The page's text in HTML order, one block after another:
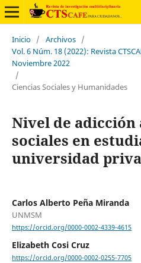
Inicio / Archivos /
Vol. 6 Núm. 18 (2022): Revista
Noviembre 2022
/
Ciencias Sociales y Humanidades
Nivel de adicción
sociales en
universidad
Carlos Alberto Peña Miranda
UNMSM
https://orcid.org/0000-0002-4339-4615
Elizabeth Cosi Cruz
https://orcid.org/0000-0002-0255-7705